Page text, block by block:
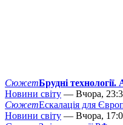
СюжетБрудні
Новини світу — Вчора,
СюжетЕскалація для
Новини світу — Вчора,